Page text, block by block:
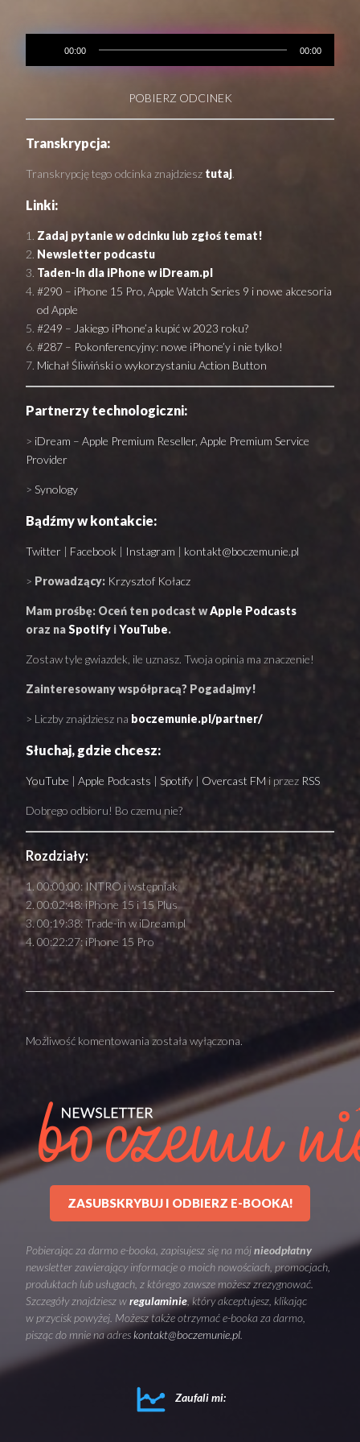
Transkrypcja:
Transkrypcję tego odcinka znajdziesz tutaj.
00:00 00:00
POBIERZ ODCINEK
Linki:
Zadaj pytanie w odcinku lub zgłoś temat!
Newsletter podcastu
Taden-In dla iPhone w iDream.pl
#290 – iPhone 15 Pro, Apple Watch Series 9 i nowe akcesoria
od Apple
#249 – Jakiego iPhone’a kupić w 2023 roku?
#287 – Pokonferencyjny: nowe iPhone’y i nie tylko!
Michał Śliwiński o wykorzystaniu Action Button
Partnerzy technologiczni:
> iDream – Apple Premium Reseller, Apple Premium Service
Provider
> Synology
Bądźmy w kontakcie:
Twitter | Facebook | Instagram | kontakt@boczemunie.pl
> Prowadzący: Krzysztof Kołacz
Mam prośbę: Oceń ten podcast wApple Podcasts
oraz naSpotify iYouTube.
Zostaw tyle gwiazdek, ile uznasz. Twoja opinia ma znaczenie!
Zainteresowany współpracą? Pogadajmy!
> Liczby znajdziesz na boczemunie.pl/partner/
Słuchaj, gdzie chcesz:
YouTube | Apple Podcasts | Spotify | Overcast FM i przez RSS
Dobrego odbioru! Bo czemu nie?
Rozdziały:
00:00:00: INTRO i wstępniak
00:02:48: iPhone 15 i 15 Plus
00:19:38: Trade-in w iDream.pl
00:22:27: iPhone 15 Pro
Możliwość komentowania została wyłączona.
ZASUBSKRYBUJ I ODBIERZ E-BOOKA!
Pobierając za darmo e-booka, zapisujesz się na mójnieodpłatny
newsletter zawierający informacje o moich nowościach, promocjach,
produktach lub usługach, z którego zawsze możesz zrezygnować.
Szczegóły znajdziesz wregulaminie, który akceptujesz, klikając
w przycisk powyżej. Możesz także otrzymać e-booka za darmo,
pisząc do mnie na adreskontakt@boczemunie.pl
Zaufali mi: